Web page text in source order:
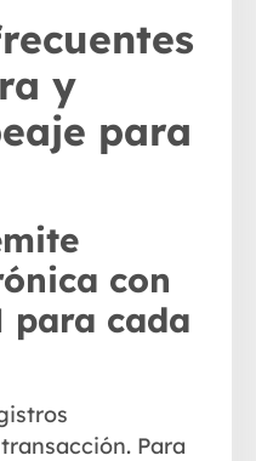
y
para
con
para cada
Para